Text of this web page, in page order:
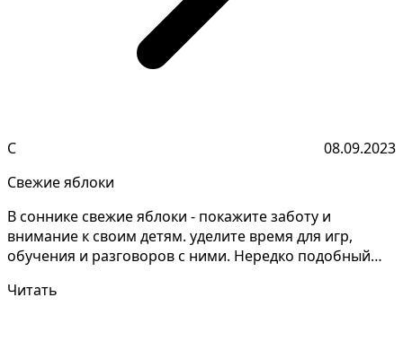
С
08.09.2023
Свежие яблоки
В соннике свежие яблоки - покажите заботу и
внимание к своим детям. уделите время для игр,
обучения и разговоров с ними. Нередко подобный
Читать